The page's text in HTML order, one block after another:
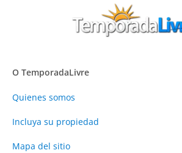
O TemporadaLivre
Quienes somos
Incluya su propiedad
Mapa del sitio